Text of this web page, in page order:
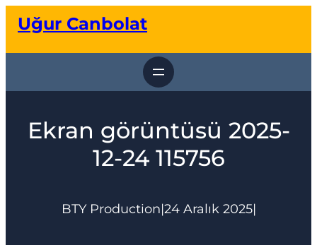
geçUğur Canbolat
Ekran görüntüsü 2025-
12-24 115756
BTY Production|24 Aralık 2025|